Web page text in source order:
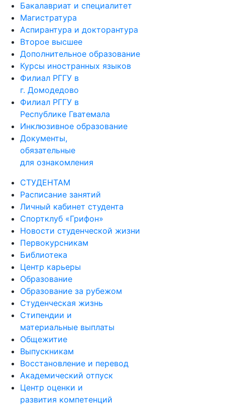
Бакалавриат и специалитет
Магистратура
Аспирантура и докторантура
Второе высшее
Дополнительное образование
Курсы иностранных языков
Филиал РГГУ в
г. Домодедово
Филиал РГГУ в
Республике Гватемала
Инклюзивное образование
Документы,
обязательные
для ознакомления
СТУДЕНТАМ
Расписание занятий
Личный кабинет студента
Спортклуб «Грифон»
Новости студенческой жизни
Первокурсникам
Библиотека
Центр карьеры
Образование
Образование за рубежом
Студенческая жизнь
Стипендии и
материальные выплаты
Общежитие
Выпускникам
Восстановление и перевод
Академический отпуск
Центр оценки и
развития компетенций